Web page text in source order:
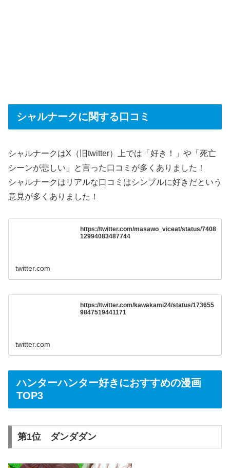
シャルナークに関する口コミ
シャルナークはX（旧twitter）上では「好き！」や「死亡
シーンが悲しい」と言った口コミが多くありました！
シャルナークはリアルな口コミはシンプルに好きだという
意見が多くありました！
https://twitter.com/masawo_viceat/status/7408
12994083487744
twitter.com
https://twitter.com/kawakami24/status/173655
9847519441171
twitter.com
ハンターハンター好きにおすすめの漫画
TOP3
第1位 ダンダダン